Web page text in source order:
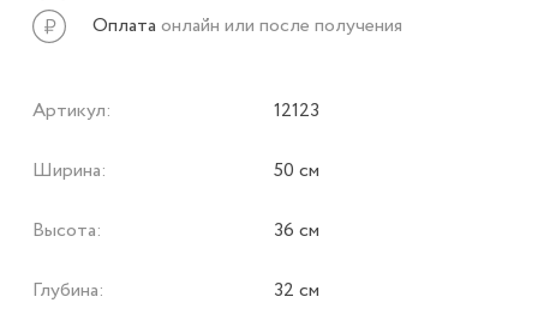
Оплата онлайн или после получения
Артикул: 12123
Ширина: 50 см
Высота: 36 см
Глубина: 32 см